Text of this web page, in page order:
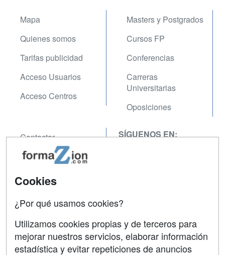
Mapa
Quienes somos
Tarifas publicidad
Acceso Usuarios
Acceso Centros
Masters y Postgrados
Cursos FP
Conferencias
Carreras
Universitarias
Oposiciones
Contactar
Confidencialidad
Aviso legal
SÍGUENOS EN:
Grupo formazion:
Cookies
¿Por qué usamos cookies?
Utilizamos cookies propias y de terceros para
mejorar nuestros servicios, elaborar información
estadística y evitar repeticiones de anuncios